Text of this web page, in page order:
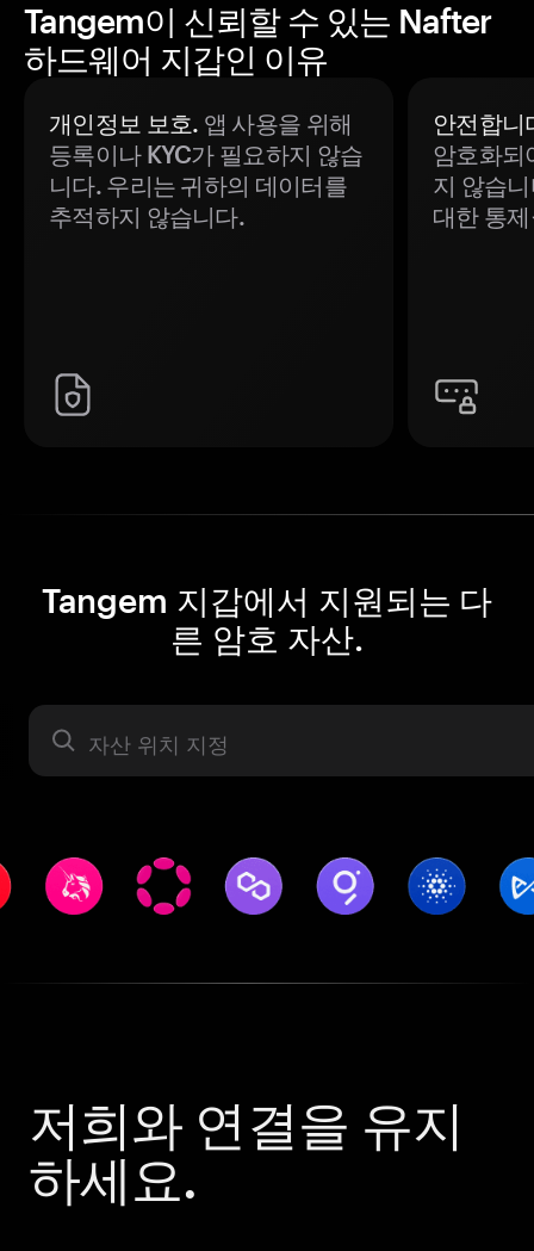
Tangem이 신뢰할 수 있는 Nafter
하드웨어 지갑인 이유
개인정보 보호. 앱 사용을 위해
등록이나 KYC가 필요하지 않습
니다. 우리는 귀하의 데이터를
추적하지 않습니다.
안전합니
암호화되
지 않습
대한 통
Tangem 지갑에서 지원되는 다
른 암호 자산.
자산 라벨
저희와 연결을 유지
하세요.